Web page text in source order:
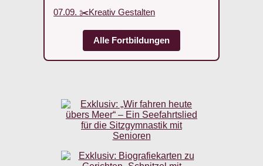
07.09. ✂️Kreativ Gestalten
Alle Fortbildungen